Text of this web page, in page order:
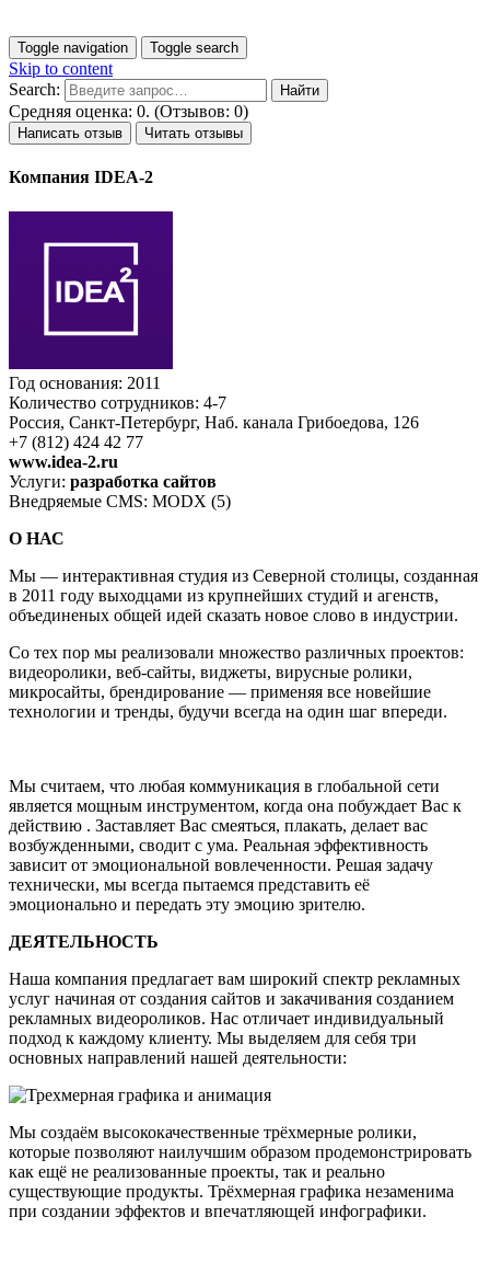
Toggle navigation Toggle search
Skip to content
Search:
Средняя оценка: 0. (Отзывов: 0)
Написать отзыв Читать отзывы
Компания IDEA-2
Год основания: 2011
Количество сотрудников: 4-7
Россия, Санкт-Петербург, Наб. канала Грибоедова, 126
+7 (812) 424 42 77
www.idea-2.ru
Услуги: разработка сайтов
Внедряемые CMS: MODX (5)
О НАС
Мы — интерактивная студия из Северной столицы, созданная
в 2011 году выходцами из крупнейших студий и агенств,
объединеных общей идей сказать новое слово в индустрии.
Со тех пор мы реализовали множество различных проектов:
видеоролики, веб-сайты, виджеты, вирусные ролики,
микросайты, брендирование — применяя все новейшие
технологии и тренды, будучи всегда на один шаг впереди.
Мы считаем, что любая коммуникация в глобальной сети
является мощным инструментом, когда она побуждает Вас к
действию . Заставляет Вас смеяться, плакать, делает вас
возбужденными, сводит с ума. Реальная эффективность
зависит от эмоциональной вовлеченности. Решая задачу
технически, мы всегда пытаемся представить её
эмоционально и передать эту эмоцию зрителю.
ДЕЯТЕЛЬНОСТЬ
Наша компания предлагает вам широкий спектр рекламных
услуг начиная от создания сайтов и закачивания созданием
рекламных видеороликов. Нас отличает индивидуальный
подход к каждому клиенту. Мы выделяем для себя три
основных направлений нашей деятельности:
Мы создаём высококачественные трёхмерные ролики,
которые позволяют наилучшим образом продемонстрировать
как ещё не реализованные проекты, так и реально
существующие продукты. Трёхмерная графика незаменима
при создании эффектов и впечатляющей инфографики.